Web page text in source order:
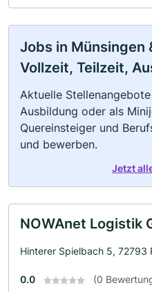
Jobs in Münsingen
Vollzeit, Teilzeit,
Aktuelle
Ausbildung oder als
Quereinsteiger und
und bewerben.
Jetzt
NOWAnet Logistik
Hinterer Spielbach 5, 72793
0.0 (0